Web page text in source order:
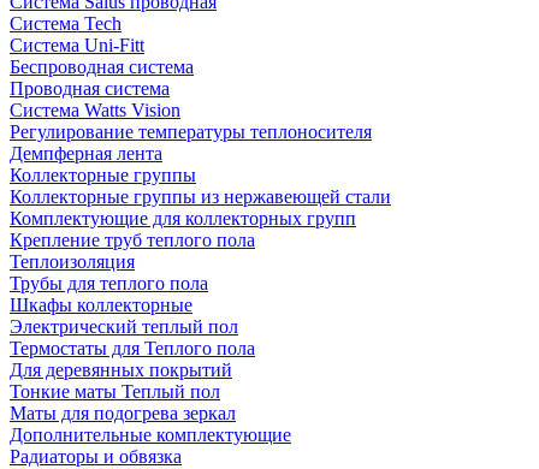
Система Tech
Система Uni-Fitt
Беспроводная система
Проводная система
Система Watts Vision
Регулирование температуры теплоносителя
Демпферная лента
Коллекторные группы
Коллекторные группы из нержавеющей стали
Комплектующие для коллекторных групп
Крепление труб теплого пола
Теплоизоляция
Трубы для теплого пола
Шкафы коллекторные
Электрический теплый пол
Термостаты для Теплого пола
Для деревянных покрытий
Тонкие маты Теплый пол
Маты для подогрева зеркал
Дополнительные комплектующие
Радиаторы и обвязка